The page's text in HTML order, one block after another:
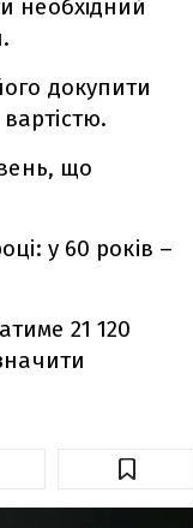
необхідний
докупити
що
у 60 років –
21 120